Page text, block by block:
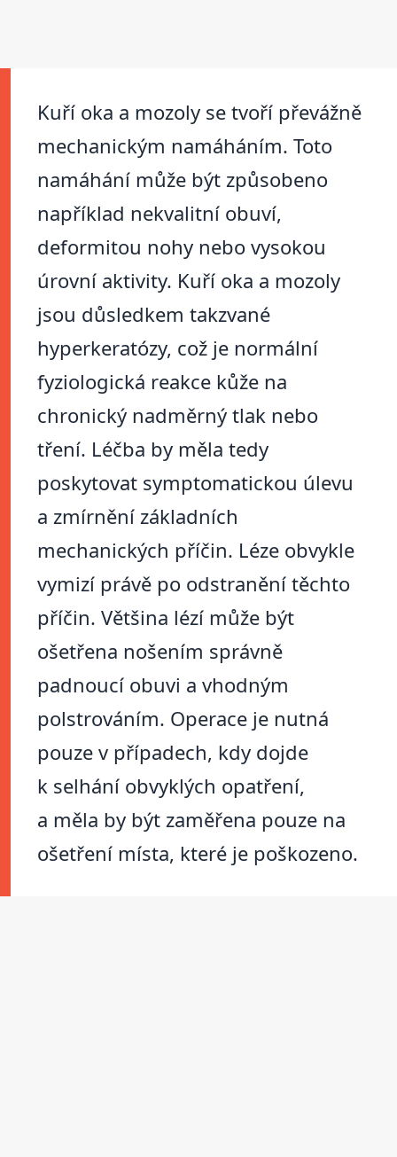
Kuří oka a mozoly se tvoří převážně
mechanickým namáháním. Toto
namáhání může být způsobeno
například nekvalitní obuví,
deformitou nohy nebo vysokou
úrovní aktivity. Kuří oka a mozoly
jsou důsledkem takzvané
hyperkeratózy, což je normální
fyziologická reakce kůže na
chronický nadměrný tlak nebo
tření. Léčba by měla tedy
poskytovat symptomatickou úlevu
a zmírnění základních
mechanických příčin. Léze obvykle
vymizí právě po odstranění těchto
příčin. Většina lézí může být
ošetřena nošením správně
padnoucí obuvi a vhodným
polstrováním. Operace je nutná
pouze v případech, kdy dojde
k selhání obvyklých opatření,
a měla by být zaměřena pouze na
ošetření místa, které je poškozeno.